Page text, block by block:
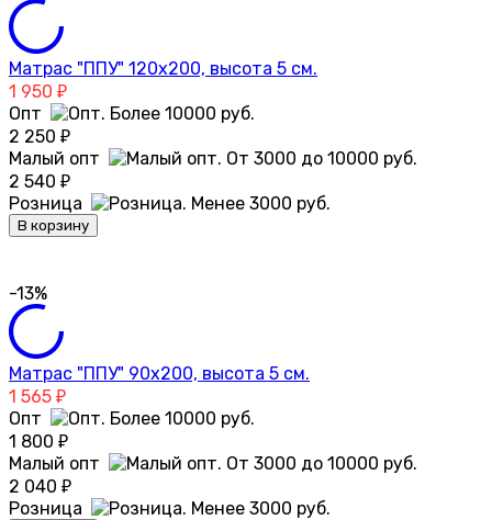
Матрас "ППУ" 120х200, высота 5 см.
1 950 ₽
Опт
2 250 ₽
Малый опт
2 540 ₽
Розница
В корзину
-13%
Матрас "ППУ" 90х200, высота 5 см.
1 565 ₽
Опт
1 800 ₽
Малый опт
2 040 ₽
Розница